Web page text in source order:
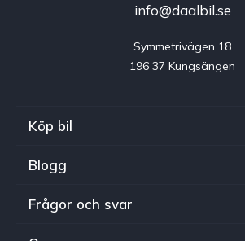
info@daalbil.se
Symmetrivägen 18
196 37 Kungsängen
Köp bil
Blogg
Frågor och svar